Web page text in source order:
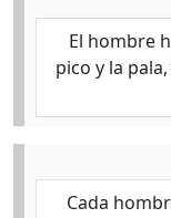
El hombre
pico y la
Cada